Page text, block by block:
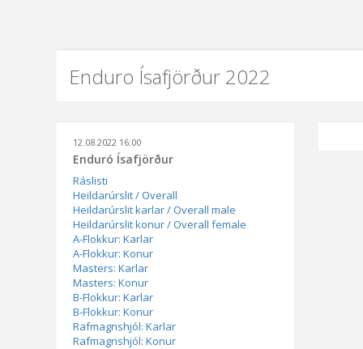
Enduro Ísafjörður 2022
12.08.2022 16:00
Enduró Ísafjörður
Ráslisti
Heildarúrslit / Overall
Heildarúrslit karlar / Overall male
Heildarúrslit konur / Overall female
A-Flokkur: Karlar
A-Flokkur: Konur
Masters: Karlar
Masters: Konur
B-Flokkur: Karlar
B-Flokkur: Konur
Rafmagnshjól: Karlar
Rafmagnshjól: Konur